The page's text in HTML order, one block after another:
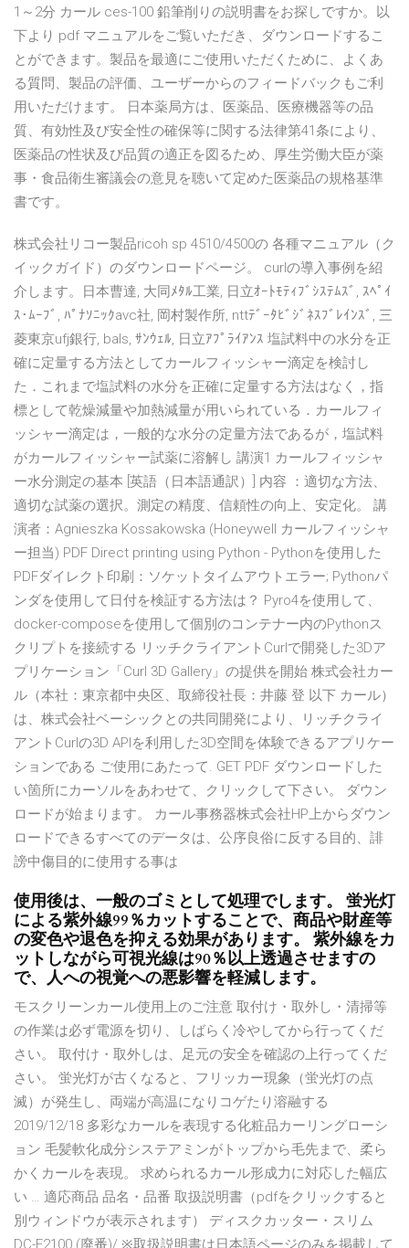
1～2分 カール ces-100 鉛筆削りの説明書をお探しですか。以
下より pdf マニュアルをご覧いただき、ダウンロードするこ
とができます。製品を最適にご使用いただくために、よくあ
る質問、製品の評価、ユーザーからのフィードバックもご利
用いただけます。 日本薬局方は、医薬品、医療機器等の品
質、有効性及び安全性の確保等に関する法律第41条により、
医薬品の性状及び品質の適正を図るため、厚生労働大臣が薬
事・食品衛生審議会の意見を聴いて定めた医薬品の規格基準
書です。
株式会社リコー製品ricoh sp 4510/4500の 各種マニュアル（ク
イックガイド）のダウンロードページ。 curlの導入事例を紹
介します。日本曹達, 大同ﾒﾀﾙ工業, 日立ｵｰﾄﾓﾃｨﾌﾞｼｽﾃﾑｽﾞ, ｽﾍﾟｲ
ｽ･ﾑｰﾌﾞ, ﾊﾟﾅｿﾆｯｸavc社, 岡村製作所, nttﾃﾞｰﾀﾋﾞｼﾞﾈｽﾌﾞﾚｲﾝｽﾞ, 三
菱東京ufj銀行, bals, ｻﾝｳｪﾙ, 日立ｱﾌﾟﾗｲｱﾝｽ 塩試料中の水分を正
確に定量する方法としてカールフィッシャー滴定を検討し
た．これまで塩試料の水分を正確に定量する方法はなく，指
標として乾燥減量や加熱減量が用いられている．カールフィ
ッシャー滴定は，一般的な水分の定量方法であるが，塩試料
がカールフィッシャー試薬に溶解し 講演1 カールフィッシャ
ー水分測定の基本 [英語（日本語通訳）] 内容 ：適切な方法、
適切な試薬の選択。測定の精度、信頼性の向上、安定化。 講
演者：Agnieszka Kossakowska (Honeywell カールフィッシャ
ー担当) PDF Direct printing using Python - Pythonを使用した
PDFダイレクト印刷：ソケットタイムアウトエラー; Pythonパ
ンダを使用して日付を検証する方法は？ Pyro4を使用して、
docker-composeを使用して個別のコンテナー内のPythonス
クリプトを接続する リッチクライアントCurlで開発した3Dア
プリケーション「Curl 3D Gallery」の提供を開始 株式会社カー
ル（本社：東京都中央区、取締役社長：井藤 登 以下 カール）
は、株式会社ベーシックとの共同開発により、リッチクライ
アントCurlの3D APIを利用した3D空間を体験できるアプリケー
ションである ご使用にあたって. GET PDF ダウンロードした
い箇所にカーソルをあわせて、クリックして下さい。 ダウン
ロードが始まります。 カール事務器株式会社HP上からダウン
ロードできるすべてのデータは、公序良俗に反する目的、誹
謗中傷目的に使用する事は
使用後は、一般のゴミとして処理でします。 蛍光灯
による紫外線99％カットすることで、商品や財産等
の変色や退色を抑える効果があります。 紫外線をカ
ットしながら可視光線は90％以上透過させますの
で、人への視覚への悪影響を軽減します。
モスクリーンカール使用上のご注意 取付け・取外し・清掃等
の作業は必ず電源を切り、しばらく冷やしてから行ってくだ
さい。 取付け・取外しは、足元の安全を確認の上行ってくだ
さい。 蛍光灯が古くなると、フリッカー現象（蛍光灯の点
滅）が発生し、両端が高温になりコゲたり溶融する
2019/12/18 多彩なカールを表現する化粧品カーリングローシ
ョン 毛髪軟化成分システアミンがトップから毛先まで、柔ら
かくカールを表現。 求められるカール形成力に対応した幅広
い … 適応商品 品名・品番 取扱説明書（pdfをクリックすると
別ウィンドウが表示されます） ディスクカッター・スリム